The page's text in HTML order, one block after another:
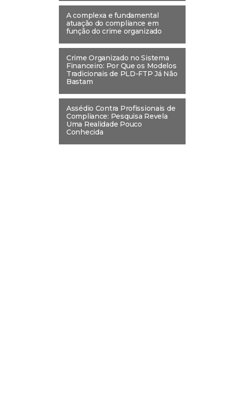
A complexa e fundamental
atuação do compliance em
função do crime organizado
Crime Organizado no Sistema
Financeiro: Por Que os Modelos
Tradicionais de PLD-FTP Já Não
Bastam
Assédio Contra Profissionais de
Compliance: Pesquisa Revela
Uma Realidade Pouco
Conhecida